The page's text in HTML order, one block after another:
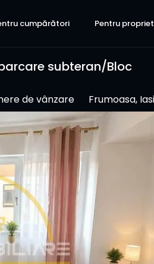
cumpărători Pentru
subteran/Bloc
de vânzare Frumoasa, Iasi